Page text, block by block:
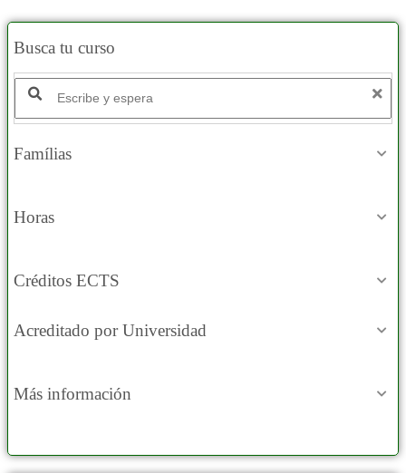
Busca tu curso
Buscar productos:
Famílias
Horas
Créditos ECTS
Acreditado por Universidad
Más información